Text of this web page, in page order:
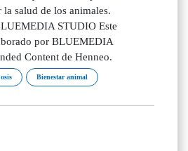
salud de los animales.
STUDIO Este
por BLUEMEDIA
Content de Henneo.
Bienestar animal